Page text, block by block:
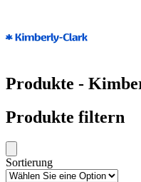
Produkte -
Produkte filtern
Sortierung